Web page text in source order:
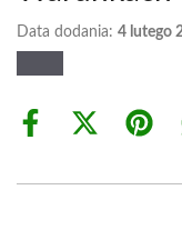
Data dodania: 4 lutego
Share
Share
(Twitter)
Share